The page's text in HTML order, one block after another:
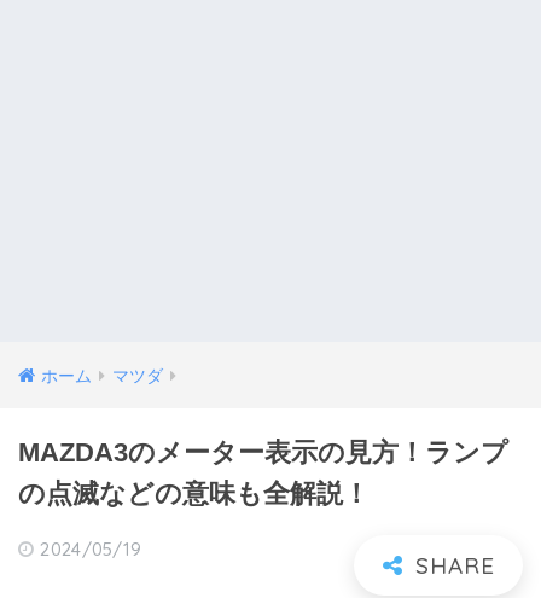
ホーム マツダ
MAZDA3のメーター表示の見方！ランプ
の点滅などの意味も全解説！
2024/05/19